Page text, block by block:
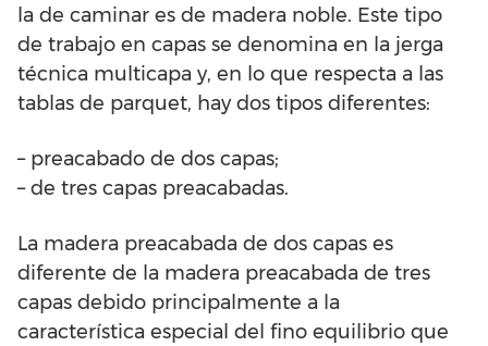
la de caminar es de madera noble. Este tipo
de trabajo en capas se denomina en la jerga
técnica multicapa y, en lo que respecta a las
tablas de parquet, hay dos tipos diferentes:
– preacabado de dos capas;
– de tres capas preacabadas.
La madera preacabada de dos capas es
diferente de la madera preacabada de tres
capas debido principalmente a la
característica especial del fino equilibrio que